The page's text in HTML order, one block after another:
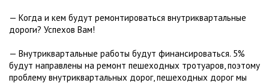
— Когда и кем будут ремонтироваться внутриквартальные
дороги? Успехов Вам!
— Внутриквартальные работы будут финансироваться. 5%
будут направлены на ремонт пешеходных тротуаров, поэтому
проблему внутриквартальных дорог, пешеходных дорог мы